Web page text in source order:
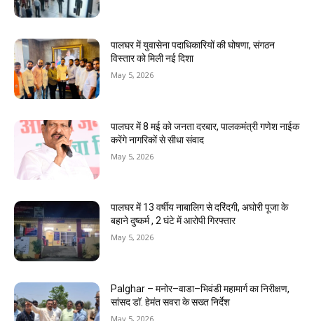
पालघर में युवासेना पदाधिकारियों की घोषणा, संगठन
विस्तार को मिली नई दिशा
May 5, 2026
पालघर में 8 मई को जनता दरबार, पालकमंत्री गणेश नाईक
करेंगे नागरिकों से सीधा संवाद
May 5, 2026
पालघर में 13 वर्षीय नाबालिग से दरिंदगी, अघोरी पूजा के
बहाने दुष्कर्म , 2 घंटे में आरोपी गिरफ्तार
May 5, 2026
Palghar – मनोर–वाडा–भिवंडी महामार्ग का निरीक्षण,
सांसद डॉ. हेमंत सवरा के सख्त निर्देश
May 5, 2026